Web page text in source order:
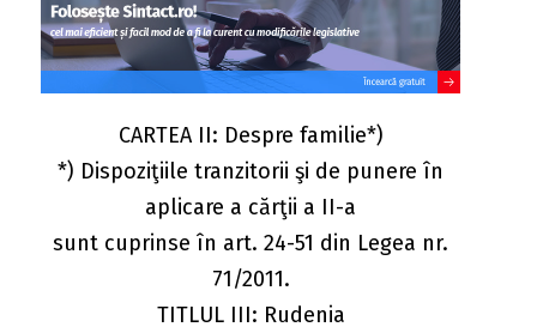
CARTEA II: Despre familie*)
*) Dispoziţiile tranzitorii şi de punere în
aplicare a cărţii a II-a
sunt cuprinse în art. 24-51 din Legea nr.
71/2011.
TITLUL III: Rudenia